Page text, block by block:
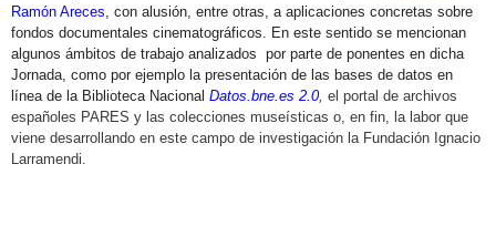
Ramón Areces , con alusión, entre otras, a aplicaciones concretas sobre
fondos documentales cinematográficos. En este sentido se mencionan
algunos ámbitos de trabajo analizados por parte de ponentes en dicha
Jornada, como por ejemplo la presentación de las bases de datos en
línea de la Biblioteca Nacional Datos.bne.es 2.0, el portal de archivos
españoles PARES y las colecciones museísticas o, en fin, la labor que
viene desarrollando en este campo de investigación la Fundación Ignacio
Larramendi.